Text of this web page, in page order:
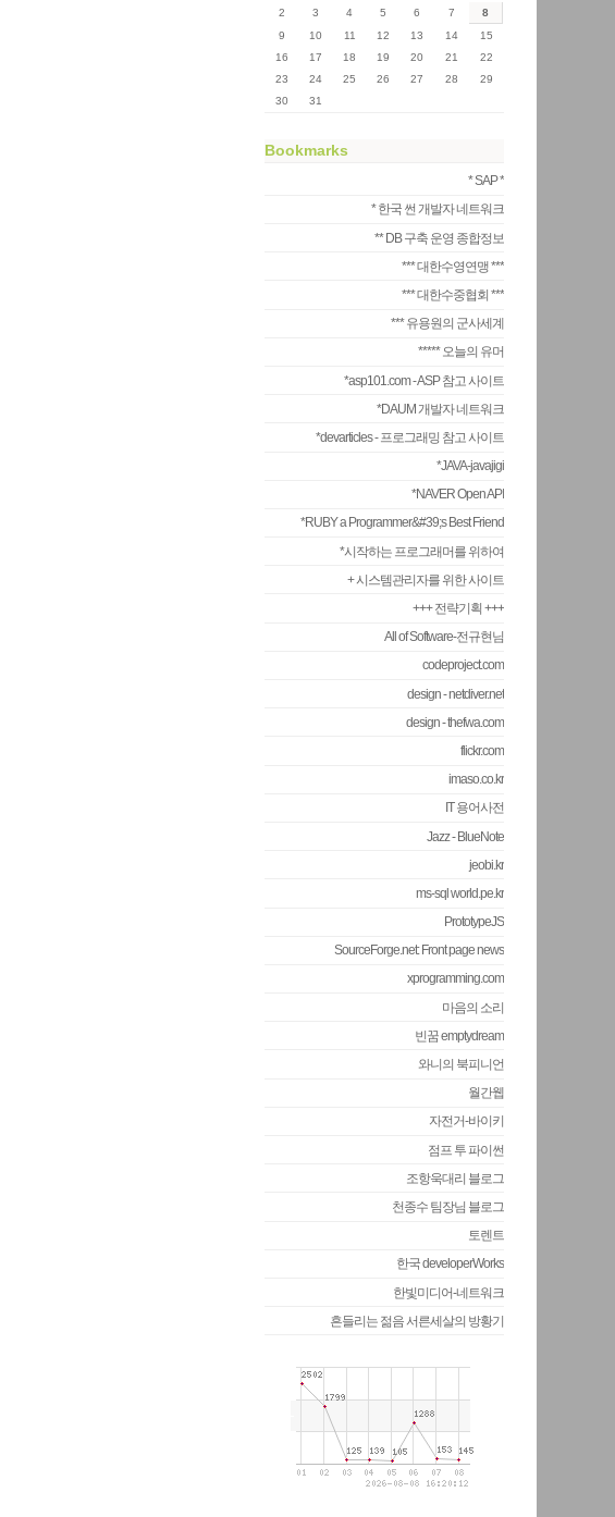
2
3 4 5 6 7
8
9
10 11 12 13 14
15
16
17 18 19 20 21
22
23
24 25 26 27 28
29
30
31
Bookmarks
* SAP *
* 한국 썬 개발자 네트워크
** DB 구축 운영 종합정보
*** 대한수영연맹 ***
*** 대한수중협회 ***
*** 유용원의 군사세계
***** 오늘의 유머
*asp101.com - ASP 참고 사이트
*DAUM 개발자 네트워크
*devarticles - 프로그래밍 참고 사이트
*JAVA-javajigi
*NAVER Open API
*RUBY a Programmer&#39;s Best Friend
*시작하는 프로그래머를 위하여
+ 시스템관리자를 위한 사이트
+++ 전략기획 +++
All of Software-전규현님
codeproject.com
design - netdiver.net
design - thefwa.com
flickr.com
imaso.co.kr
IT 용어사전
Jazz - BlueNote
jeobi.kr
ms-sql world.pe.kr
PrototypeJS
SourceForge.net: Front page news
xprogramming.com
마음의 소리
빈꿈 emptydream
와니의 북피니언
월간웹
자전거-바이키
점프 투 파이썬
조항욱대리 블로그
천종수 팀장님 블로그
토렌트
한국 developerWorks
한빛미디어-네트워크
흔들리는 젊음 서른세살의 방황기